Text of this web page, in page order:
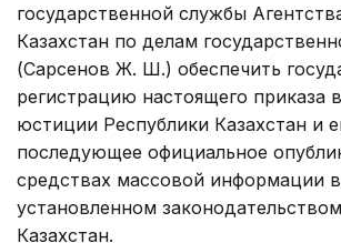
государственной службы
Казахстан по делам
(Сарсенов Ж. Ш.) обеспечить
регистрацию настоящего приказа
юстиции Республики Казахстан и
последующее официальное
средствах массовой информации
установленном
Казахстан.